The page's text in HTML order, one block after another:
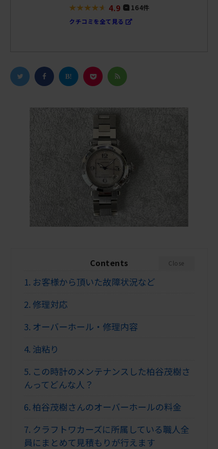
4.9 164件
クチコミを全て見る
Contents Close
1. お客様から頂いた故障状況など
2.修理対応
3. オーバーホール・修理内容
4. 油粘り
5. この時計のメンテナンスした柏谷茂樹さ
んってどんな人？
6.柏谷茂樹さんのオーバーホールの料金
7. クラフトワカーズに所属している職人全
員にまとめて見積もりが行えます